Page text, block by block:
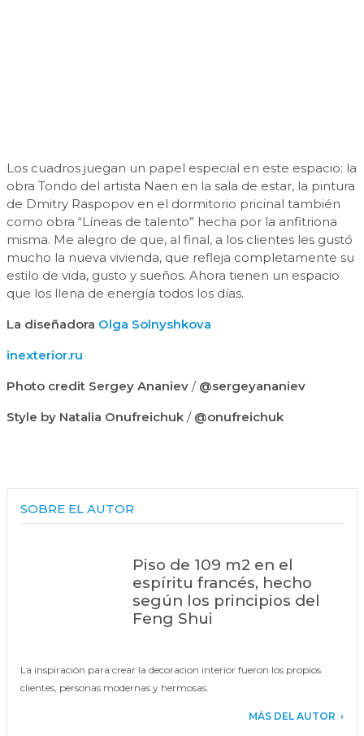
Los cuadros juegan un papel especial en este espacio: la
obra Tondo del artista Naen en la sala de estar, la pintura
de Dmitry Raspopov en el dormitorio pricinal también
como obra “Líneas de talento” hecha por la anfitriona
misma. Me alegro de que, al final, a los clientes les gustó
mucho la nueva vivienda, que refleja completamente su
estilo de vida, gusto y sueños. Ahora tienen un espacio
que los llena de energía todos los días.
La diseñadora Olga Solnyshkova
inexterior.ru
Photo credit Sergey Ananiev / @sergeyananiev
Style by Natalia Onufreichuk / @onufreichuk
SOBRE EL AUTOR
Piso de 109 m2 en el
espíritu francés, hecho
según los principios del
Feng Shui
La inspiración para crear la decoracion interior fueron los propios
clientes, personas modernas y hermosas.
MÁS DEL AUTOR